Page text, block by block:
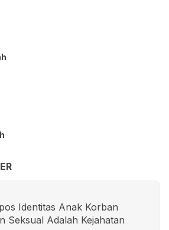
Identitas Anak Korban
Seksual Adalah Kejahatan